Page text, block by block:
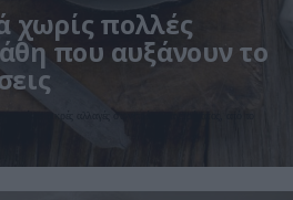
χωρίς πολλές
που αυξάνουν το